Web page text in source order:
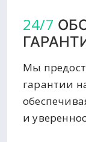
24/7
Мы
гарантии
и